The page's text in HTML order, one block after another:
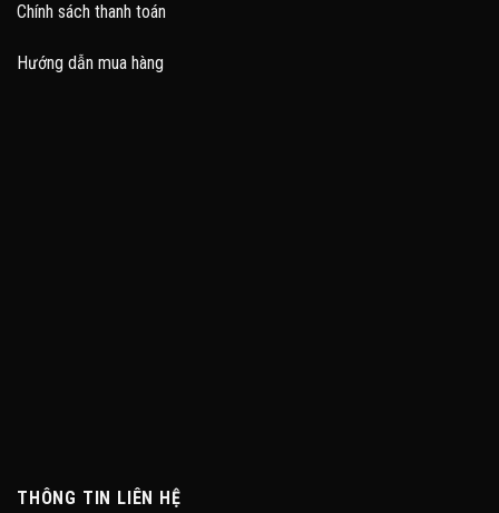
Chính sách thanh toán
Hướng dẫn mua hàng
THÔNG TIN LIÊN HỆ